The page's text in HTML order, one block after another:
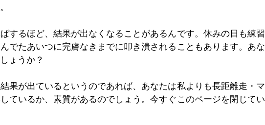
するほど、結果が出なくなることがあるんです。休みの日も練習
でたあいつに完膚なきまでに叩き潰されることもあります。あな
ょうか？
果が出ているというのであれば、あなたは私よりも長距離走・マ
ているか、素質があるのでしょう。今すぐこのページを閉じてい